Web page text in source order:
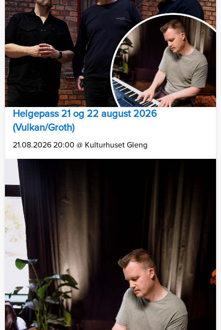
Helgepass 21 og 22 august 2026
(Vulkan/Groth)
21.08.2026 20:00 @ Kulturhuset Gleng